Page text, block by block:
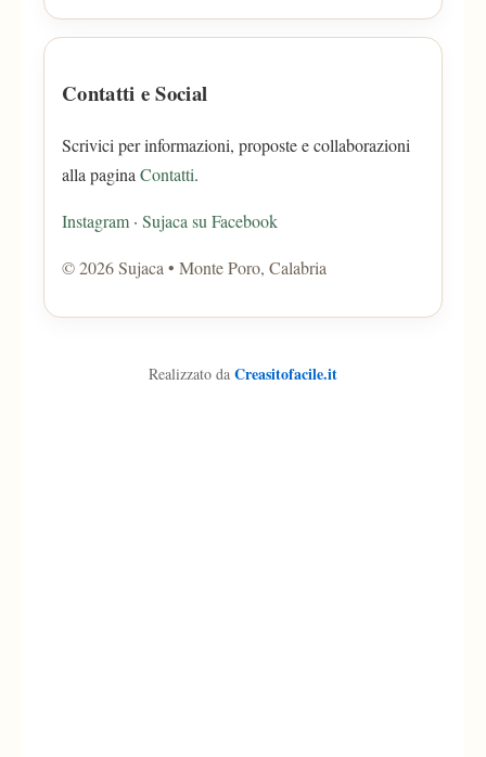
Contatti e Social
Scrivici per informazioni, proposte e collaborazioni
alla pagina Contatti.
Instagram · Sujaca su Facebook
©2026Sujaca • Monte Poro, Calabria
Realizzato da Creasitofacile.it